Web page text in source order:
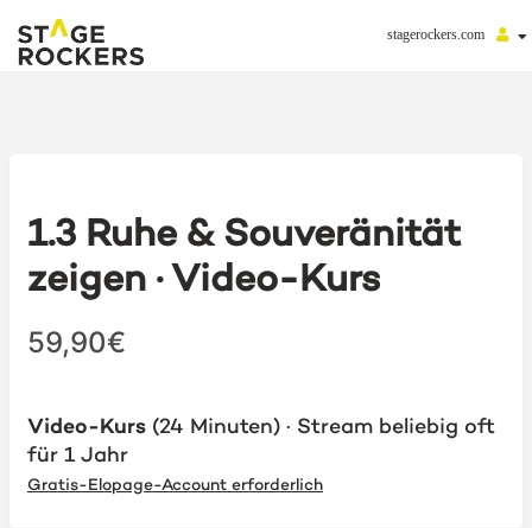
stagerockers.com
1.3 Ruhe & Souveränität
zeigen · Video-Kurs
59,90€
Video-Kurs (24 Minuten) · Stream beliebig oft
für 1 Jahr
Gratis-Elopage-Account erforderlich